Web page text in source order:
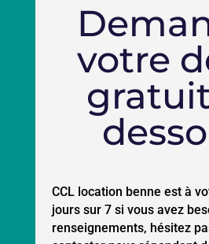
votre
CCL location benne est à
jours sur 7 si vous avez
renseignements, hésitez